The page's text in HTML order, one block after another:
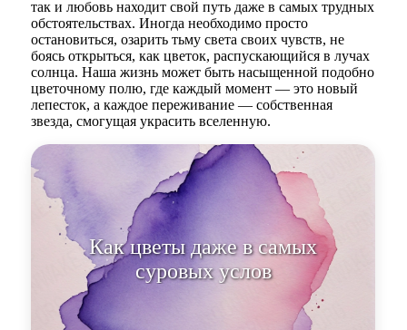
так и любовь находит свой путь даже в самых трудных
обстоятельствах. Иногда необходимо просто
остановиться, озарить тьму света своих чувств, не
боясь открыться, как цветок, распускающийся в лучах
солнца. Наша жизнь может быть насыщенной подобно
цветочному полю, где каждый момент — это новый
лепесток, а каждое переживание — собственная
звезда, смогущая украсить вселенную.
Как цветы даже в самых
суровых условиях продолжают